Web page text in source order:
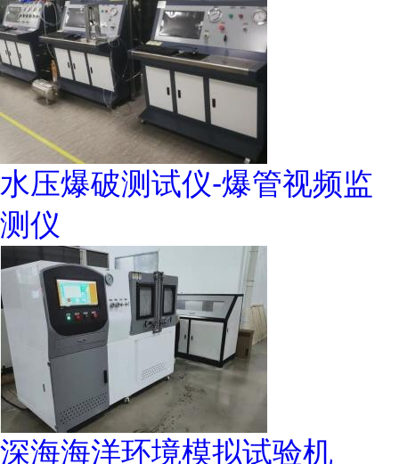
水压爆破测试仪-爆管视频监
测仪
深海海洋环境模拟试验机